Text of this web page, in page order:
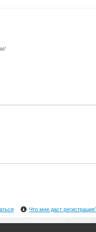
Что мне даст